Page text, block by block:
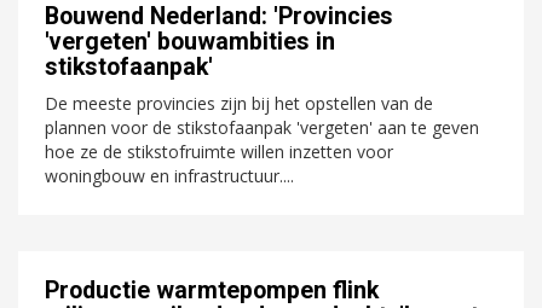
Bouwend Nederland: 'Provincies
'vergeten' bouwambities in
stikstofaanpak'
De meeste provincies zijn bij het opstellen van de
plannen voor de stikstofaanpak 'vergeten' aan te geven
hoe ze de stikstofruimte willen inzetten voor
woningbouw en infrastructuur....
Productie warmtepompen flink